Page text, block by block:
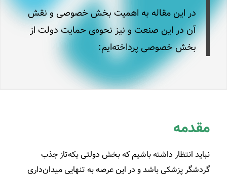
در این مقاله به اهمیت بخش خصوصی و نقش
آن در این صنعت و نیز نحوه‌ی حمایت دولت از
بخش خصوصی پرداخته‌ایم:
مقدمه
نباید انتظار داشته باشیم که بخش دولتی یکه‌تاز جذب
گردشگر پزشکی باشد و در این عرصه به تنهایی میدان‌داری